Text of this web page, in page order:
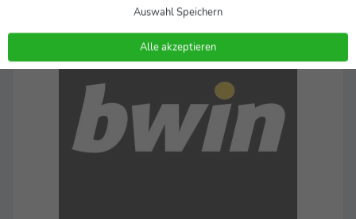
Auswahl Speichern
Alle akzeptieren